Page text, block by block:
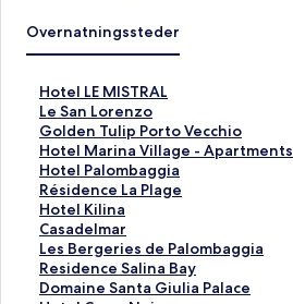
Overnatningssteder
Hotel LE MISTRAL
L
i
n
k
å
b
n
e
r
d
e
Le San Lorenzo
L
i
n
k
å
b
n
e
r
d
Golden Tulip Porto Vecchio
L
i
n
k
å
b
n
e
r
Hotel Marina Village - Apartments
L
i
n
k
å
b
n
e
Hotel Palombaggia
L
i
n
k
å
b
n
Résidence La Plage
L
i
n
k
å
b
Hotel Kilina
L
i
n
k
å
Casadelmar
L
i
n
k
Les Bergeries de Palombaggia
L
i
n
Residence Salina Bay
L
iDomaine Santa Giulia Palace
L